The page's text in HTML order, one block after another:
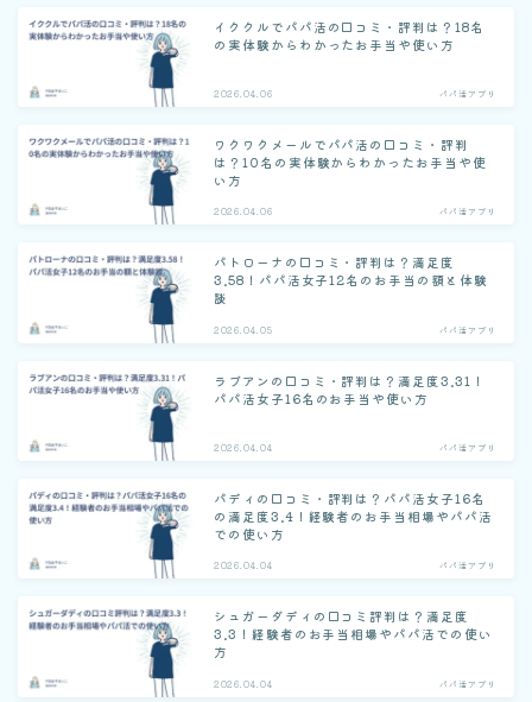
イククルでパパ活の口コミ・評判は？18名
の実体験からわかったお手当や使い方
2026.04.06 パパ活アプリ
ワクワクメールでパパ活の口コミ・評判
は？10名の実体験からわかったお手当や使
い方
2026.04.06 パパ活アプリ
パトローナの口コミ・評判は？満足度
3.58！パパ活女子12名のお手当の額と体験
談
2026.04.05 パパ活アプリ
ラブアンの口コミ・評判は？満足度3.31！
パパ活女子16名のお手当や使い方
2026.04.04 パパ活アプリ
パディの口コミ・評判は？パパ活女子16名
の満足度3.4！経験者のお手当相場やパパ活
での使い方
2026.04.04 パパ活アプリ
シュガーダディの口コミ評判は？満足度
3.3！経験者のお手当相場やパパ活での使い
方
2026.04.04 パパ活アプリ